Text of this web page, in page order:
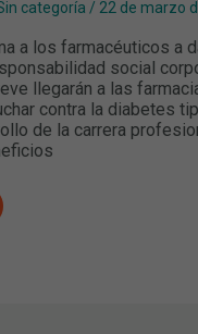
categoría / 22 de marzo
a los farmacéuticos a
social
llegarán a las
contra la diabetes
de la carrera